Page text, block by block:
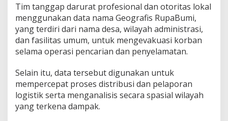
Tim tanggap darurat profesional dan otoritas lokal
menggunakan data nama Geografis RupaBumi,
yang terdiri dari nama desa, wilayah administrasi,
dan fasilitas umum, untuk mengevakuasi korban
selama operasi pencarian dan penyelamatan.
Selain itu, data tersebut digunakan untuk
mempercepat proses distribusi dan pelaporan
logistik serta menganalisis secara spasial wilayah
yang terkena dampak.